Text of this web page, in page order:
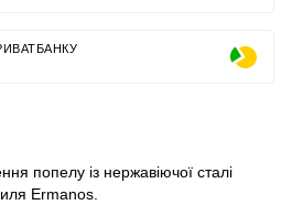
попелу із нержавіючої сталі
Ermanos.